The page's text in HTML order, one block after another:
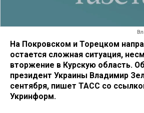
На Покровском и Торецком
остается сложная ситуация,
вторжение в Курскую область.
президент Украины Владимир
сентября, пишет ТАСС со
Укринформ.